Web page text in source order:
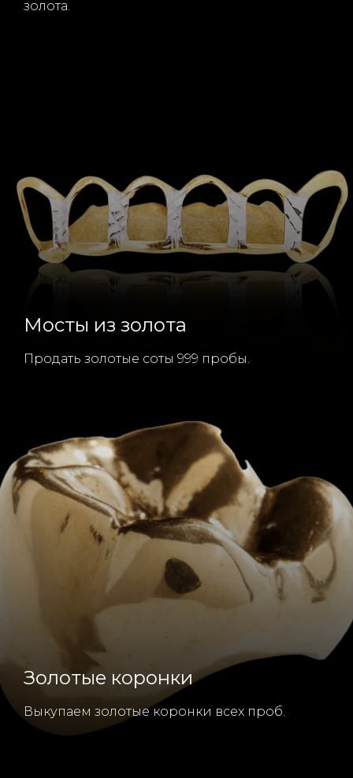
золота.
Мосты из золота
Продать золотые соты 999 пробы.
Золотые коронки
Выкупаем золотые коронки всех проб.